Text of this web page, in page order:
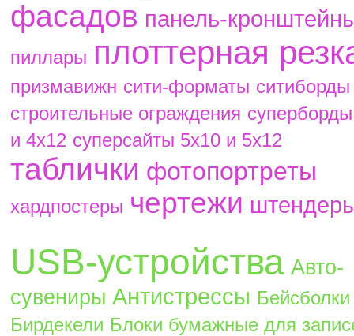
фасадов панель-
пиллары плоттерная
призмавижн сити-форматы ситиборды
строительные ограждения
и 4х12 суперсайты 5х10 и 5х12
таблички фотопортреты
хардпостеры чертежи
USB-устройства Авто-
сувениры Антистрессы Бейсболки
Бирдекели Блоки бумажные для